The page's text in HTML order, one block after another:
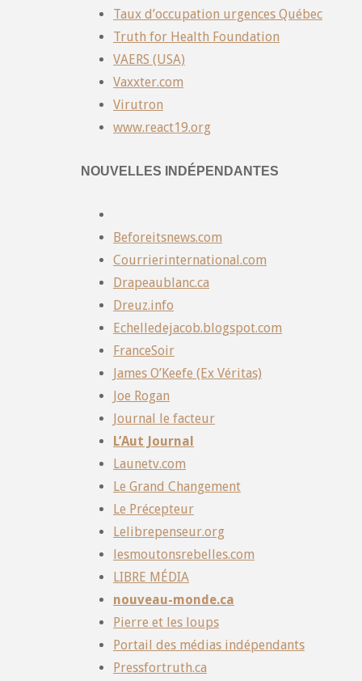
Taux d’occupation urgences Québec
Truth for Health Foundation
VAERS (USA)
Vaxxter.com
Virutron
www.react19.org
NOUVELLES INDÉPENDANTES
Beforeitsnews.com
Courrierinternational.com
Drapeaublanc.ca
Dreuz.info
Echelledejacob.blogspot.com
FranceSoir
James O’Keefe (Ex Véritas)
Joe Rogan
Journal le facteur
L’Aut Journal
Launetv.com
Le Grand Changement
Le Précepteur
Lelibrepenseur.org
lesmoutonsrebelles.com
LIBRE MÉDIA
nouveau-monde.ca
Pierre et les loups
Portail des médias indépendants
Pressfortruth.ca